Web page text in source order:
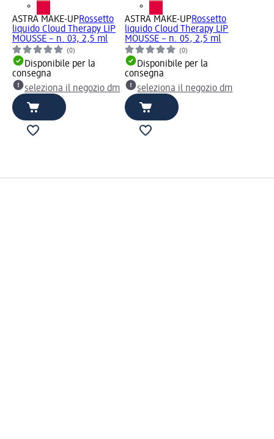
ASTRA MAKE-UPRossetto
liquido Cloud Therapy LIP
MOUSSE – n. 03, 2,5 ml
(0)
Disponibile per la
consegna
seleziona il negozio dm
ASTRA MAKE-UPRossetto
liquido Cloud Therapy LIP
MOUSSE – n. 05, 2,5 ml
(0)
Disponibile per la
consegna
seleziona il negozio dm